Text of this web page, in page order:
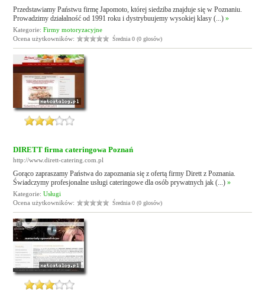
Przedstawiamy Państwu firmę Japomoto, której siedziba znajduje się w Poznaniu.
Prowadzimy działalność od 1991 roku i dystrybuujemy wysokiej klasy (...)»
Kategorie:Firmy motoryzacyjne
Ocena użytkowników:
Średnia 0 (0 głosów)
DIRETT firma cateringowa Poznań
http://www.dirett-catering.com.pl
Gorąco zapraszamy Państwa do zapoznania się z ofertą firmy Dirett z Poznania.
Świadczymy profesjonalne usługi cateringowe dla osób prywatnych jak (...)»
Kategorie:Usługi
Ocena użytkowników:
Średnia 0 (0 głosów)